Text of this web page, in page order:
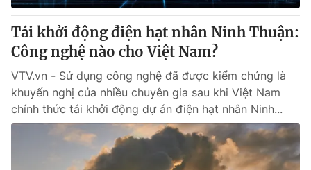
Tái khởi động điện hạt nhân Ninh Thuận:
Công nghệ nào cho Việt Nam?
VTV.vn - Sử dụng công nghệ đã được kiểm chứng là
khuyến nghị của nhiều chuyên gia sau khi Việt Nam
chính thức tái khởi động dự án điện hạt nhân Ninh...